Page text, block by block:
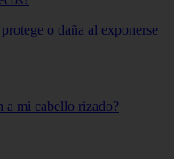
o daña al exponerse
a mi cabello rizado?